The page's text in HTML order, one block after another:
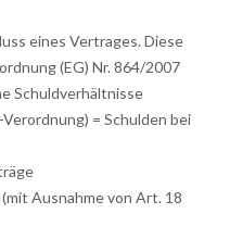
eines Vertrages. Diese
(EG) Nr. 864/2007
Schuldverhältnisse
= Schulden bei
Ausnahme von Art. 18